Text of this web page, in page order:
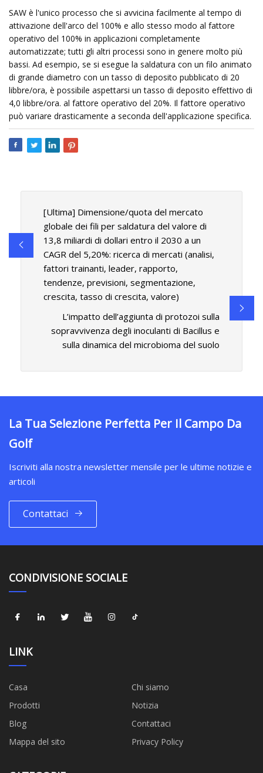
SAW è l'unico processo che si avvicina facilmente al tempo di
attivazione dell'arco del 100% e allo stesso modo al fattore
operativo del 100% in applicazioni completamente
automatizzate; tutti gli altri processi sono in genere molto più
bassi. Ad esempio, se si esegue la saldatura con un filo animato
di grande diametro con un tasso di deposito pubblicato di 20
libbre/ora, è possibile aspettarsi un tasso di deposito effettivo di
4,0 libbre/ora. al fattore operativo del 20%. Il fattore operativo
può variare drasticamente a seconda dell'applicazione specifica.
[Ultima] Dimensione/quota del mercato
globale dei fili per saldatura del valore di
13,8 miliardi di dollari entro il 2030 a un
CAGR del 5,20%: ricerca di mercati (analisi,
fattori trainanti, leader, rapporto,
tendenze, previsioni, segmentazione,
crescita, tasso di crescita, valore)
L’impatto dell’aggiunta di protozoi sulla
sopravvivenza degli inoculanti di Bacillus e
sulla dinamica del microbioma del suolo
La Tua Selezione Perfetta Per Il Campo Da
Golf
Iscriviti alla nostra newsletter mensile per le ultime notizie e
articoli
Contattaci
CONDIVISIONE SOCIALE
LINK
Casa
Chi siamo
Prodotti
Notizia
Blog
Contattaci
Mappa del sito
Privacy Policy